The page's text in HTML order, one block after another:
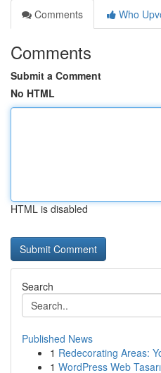
Comments
Who
Comments
Submit a Comment
No HTML
HTML is disabled
Search
Published News
1 Redecorating Areas:
1 WordPress Web